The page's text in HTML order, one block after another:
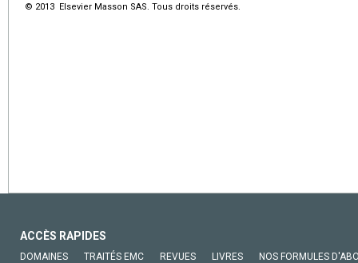
© 2013 Elsevier Masson SAS. Tous droits réservés.
ACCÈS RAPIDES
DOMAINES TRAITÉS EMC REVUES LIVRES NOS FORMULES